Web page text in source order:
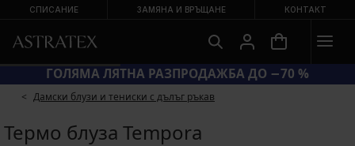
СПИСАНИЕ ЗАМЯНА И ВРЪЩАНЕ КОНТАКТ
ГОЛЯМА ЛЯТНА РАЗПРОДАЖБА ДО −70 %
Дамски блузи и тениски с дълъг ръкав
Термо блуза Tempora